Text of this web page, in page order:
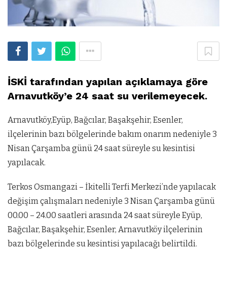
İSKİ tarafından yapılan açıklamaya göre
Arnavutköy’e 24 saat su verilemeyecek.
Arnavutköy,Eyüp, Bağcılar, Başakşehir, Esenler,
ilçelerinin bazı bölgelerinde bakım onarım nedeniyle 3
Nisan Çarşamba günü 24 saat süreyle su kesintisi
yapılacak.
Terkos Osmangazi – İkitelli Terfi Merkezi’nde yapılacak
değişim çalışmaları nedeniyle 3 Nisan Çarşamba günü
00.00 – 24.00 saatleri arasında 24 saat süreyle Eyüp,
Bağcılar, Başakşehir, Esenler, Arnavutköy ilçelerinin
bazı bölgelerinde su kesintisi yapılacağı belirtildi.